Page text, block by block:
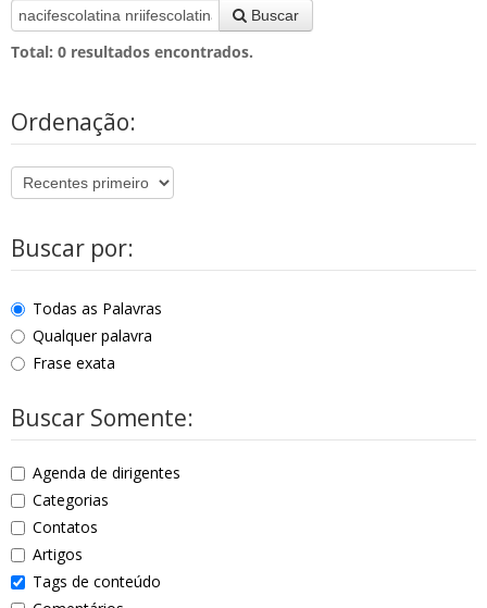
Buscar
Total: 0 resultados encontrados.
Ordenação:
Buscar por:
Todas as Palavras
Qualquer palavra
Frase exata
Buscar Somente:
Agenda de dirigentes
Categorias
Contatos
Artigos
Tags de conteúdo